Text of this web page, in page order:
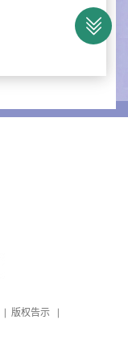
版权告示